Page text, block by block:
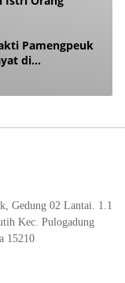
Pamengpeuk
di
Gedung 02 Lantai. 1.1
Kec. Pulogadung
15210